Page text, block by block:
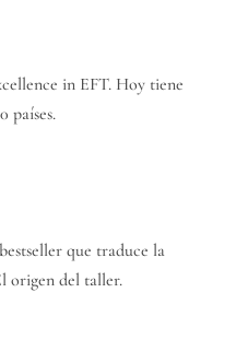
in EFT. Hoy tiene
países.
que traduce la
origen del taller.